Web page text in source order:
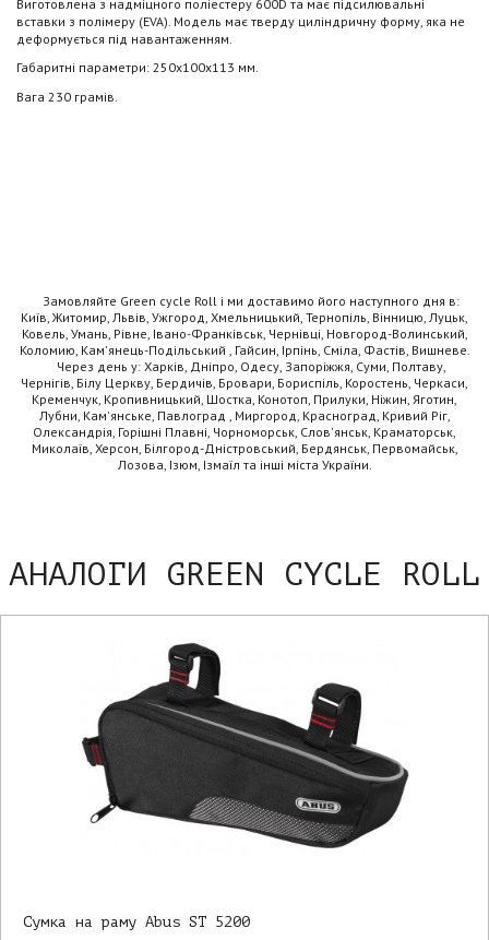
Виготовлена з надміцного поліестеру 600D та має підсилювальні
вставки з полімеру (EVA). Модель має тверду циліндричну форму, яка не
деформується під навантаженням.
Габаритні параметри: 250х100х113 мм.
Вага 230 грамів.
Замовляйте Green cycle Roll і ми доставимо його наступного дня в:
Київ, Житомир, Львів, Ужгород, Хмельницький, Тернопіль, Вінницю, Луцьк,
Ковель, Умань, Рівне, Івано-Франківськ, Чернівці, Новгород-Волинський,
Коломию, Кам'янець-Подільський , Гайсин, Ірпінь, Сміла, Фастів, Вишневе.
Через день у: Харків, Дніпро, Одесу, Запоріжжя, Суми, Полтаву,
Чернігів, Білу Церкву, Бердичів, Бровари, Бориспіль, Коростень, Черкаси,
Кременчук, Кропивницький, Шостка, Конотоп, Прилуки, Ніжин, Яготин,
Лубни, Кам'янське, Павлоград , Миргород, Красноград, Кривий Ріг,
Олександрія, Горішні Плавні, Чорноморськ, Слов'янськ, Краматорськ,
Миколаїв, Херсон, Білгород-Дністровський, Бердянськ, Первомайськ,
Лозова, Ізюм, Ізмаїл та інші міста України.
АНАЛОГИ GREEN CYCLE ROLL
Сумка на раму Abus ST 5200